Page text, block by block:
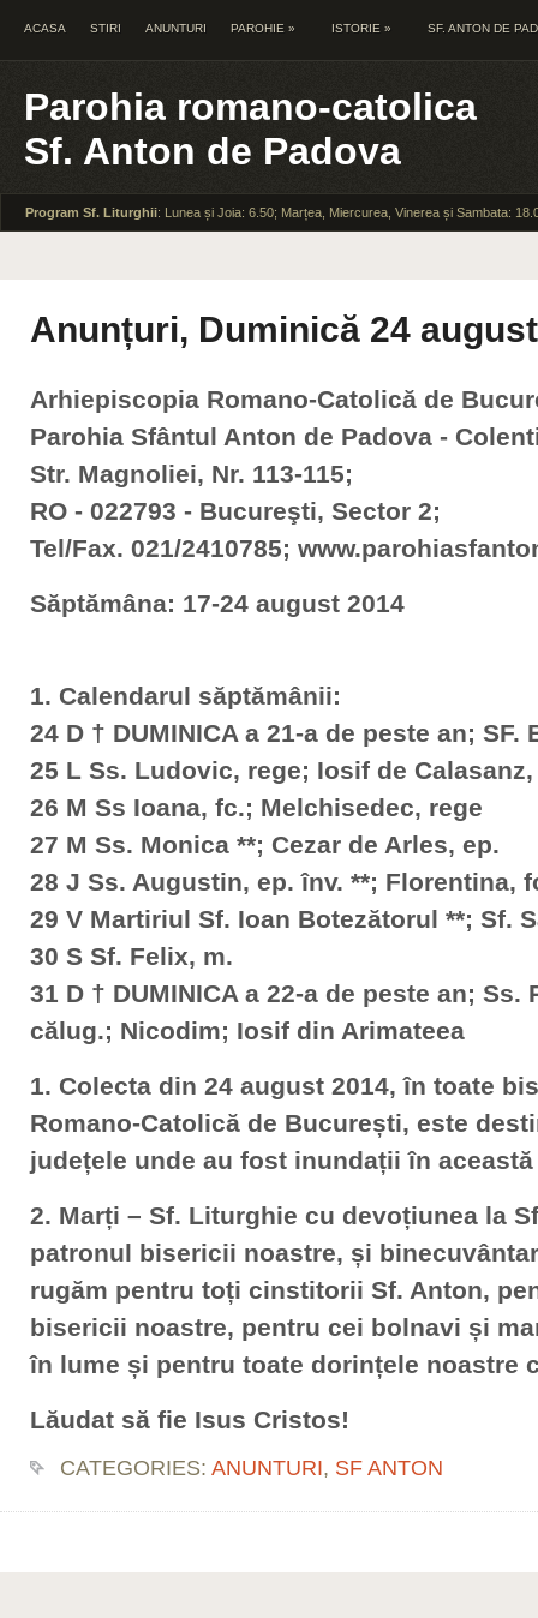
ACASA STIRI ANUNTURI PAROHIE » ISTORIE » SF. ANTON DE
Parohia romano-catolica
Sf. Anton de Padova
Program Sf. Liturghii: Lunea și Joia: 6.50; Marțea, Miercurea, Vinerea și Sambata:
Anunțuri, Duminică 24
Arhiepiscopia Romano-Catolică de
Parohia Sfântul Anton de Padova -
Str. Magnoliei, Nr. 113-115;
RO - 022793 - Bucureşti, Sector 2;
Tel/Fax. 021/2410785;
Săptămâna: 17-24 august 2014
1. Calendarul săptămânii:
24 D † DUMINICA a 21-a de peste an; SF.
25 L Ss. Ludovic, rege; Iosif de Calasanz,
26 M Ss Ioana, fc.; Melchisedec, rege
27 M Ss. Monica **; Cezar de Arles, ep.
28 J Ss. Augustin, ep. înv. **; Florentina,
29 V Martiriul Sf. Ioan Botezătorul **; Sf.
30 S Sf. Felix, m.
31 D † DUMINICA a 22-a de peste an;
călug.; Nicodim; Iosif din Arimateea
1. Colecta din 24 august 2014, în toate
Romano-Catolică de București, este
județele unde au fost inundații în această
2. Marți – Sf. Liturghie cu devoțiunea la
patronul bisericii noastre, și
rugăm pentru toți cinstitorii Sf. Anton,
bisericii noastre, pentru cei bolnavi și
în lume și pentru toate dorințele noastre
Lăudat să fie Isus Cristos!
CATEGORIES: ANUNTURI, SF ANTON